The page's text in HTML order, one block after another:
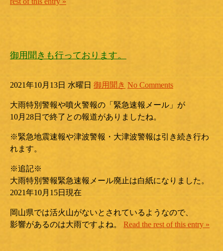
御用聞きも行っております。
2021年10月13日 水曜日 御用聞き No Comments
大雨特別警報や噴火警報の「緊急速報メール」が
10月28日で終了との報道がありましたね。
※緊急地震速報や津波警報・大津波警報は引き続き行わ
れます。
※追記※
大雨特別警報緊急速報メール廃止は白紙になりました。
2021年10月15日現在
岡山県では活火山がないとされているようなので、
影響があるのは大雨ですよね。 Read the rest of this entry »